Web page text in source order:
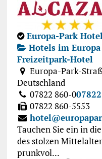
Europa-Park
Hotels im Europa
Freizeitpark-Hotel
Europa-Park-
Deutschland
07822 860-0
07822 860-5553
Tauchen Sie ein in
des stolzen
prunkvol...